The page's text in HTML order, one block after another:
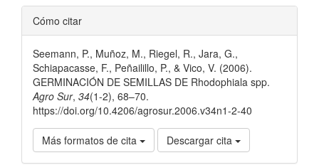
Detalles
del
artículo
Cómo citar
Seemann, P., Muñoz, M., Riegel, R., Jara, G.,
Schiapacasse, F., Peñailillo, P., & Vico, V. (2006).
GERMINACIÓN DE SEMILLAS DE Rhodophiala spp.
Agro Sur, 34(1-2), 68–70.
https://doi.org/10.4206/agrosur.2006.v34n1-2-40
Más formatos de cita Descargar cita